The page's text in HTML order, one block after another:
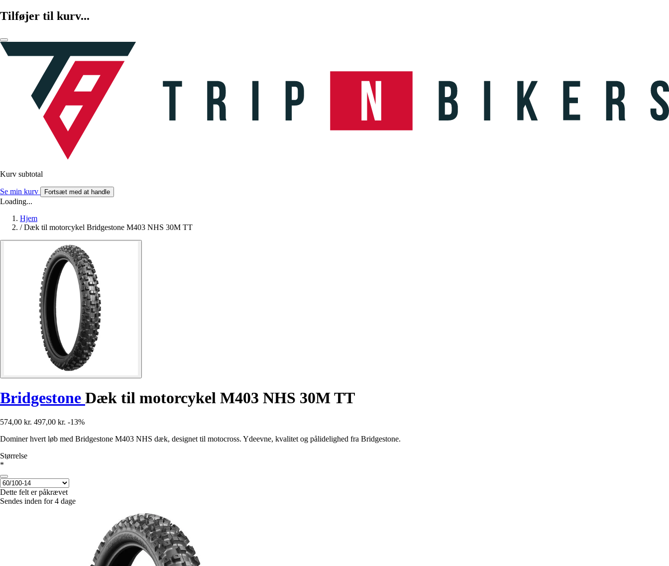
Tilføjer til kurv...
Kurv subtotal
Se min kurv Fortsæt med at handle
Loading...
Hjem
/ Dæk til motorcykel Bridgestone M403 NHS 30M TT
Bridgestone Dæk til motorcykel M403 NHS 30M TT
574,00 kr. 497,00 kr. -13%
Dominer hvert løb med Bridgestone M403 NHS dæk, designet til motocross. Ydeevne, kvalitet og pålidelighed fra Bridgestone.
Størrelse
*
Dette felt er påkrævet
Sendes inden for 4 dage